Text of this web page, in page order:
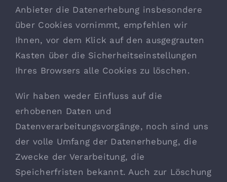
Anbieter die Datenerhebung insbesondere
über Cookies vornimmt, empfehlen wir
Ihnen, vor dem Klick auf den ausgegrauten
Kasten über die Sicherheitseinstellungen
Ihres Browsers alle Cookies zu löschen.
Wir haben weder Einfluss auf die
erhobenen Daten und
Datenverarbeitungsvorgänge, noch sind uns
der volle Umfang der Datenerhebung, die
Zwecke der Verarbeitung, die
Speicherfristen bekannt. Auch zur Löschung